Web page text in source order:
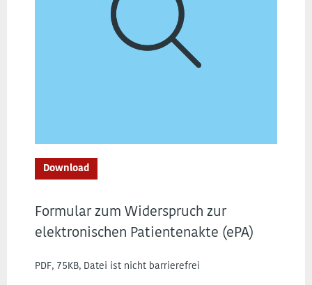
Download
Formular zum Widerspruch zur
elektronischen Patientenakte (ePA)
PDF, 75KB, Datei ist nicht barrierefrei